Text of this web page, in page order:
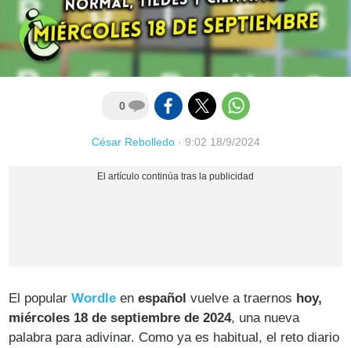
0
César Rebolledo· 9:02 18/9/2024
El popularWordle enespañol vuelve a traernos hoy,
miércoles 18 de septiembre de 2024, una nueva
palabra para adivinar. Como ya es habitual, el reto diario